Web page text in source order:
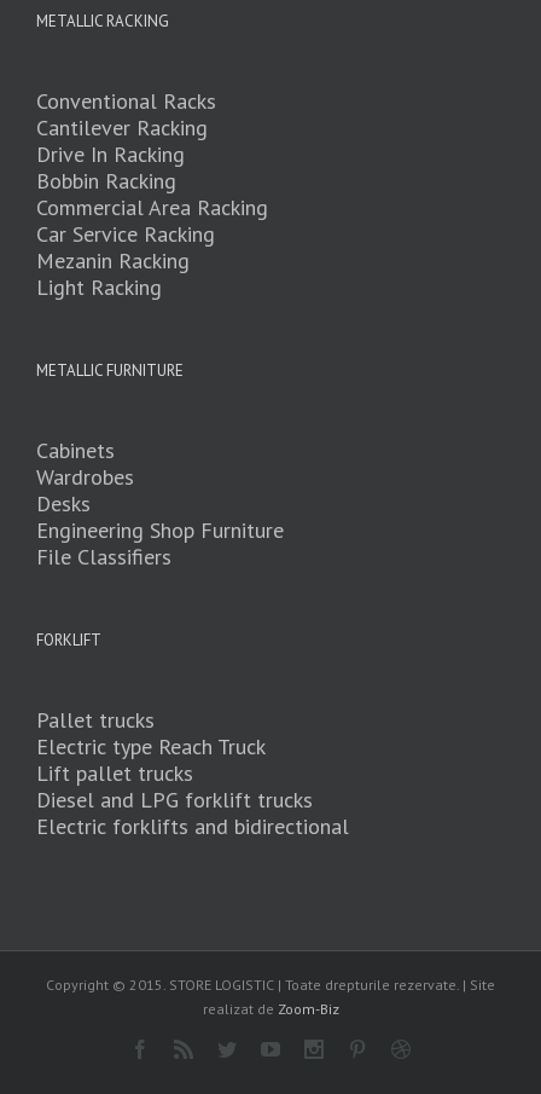
METALLIC RACKING
Conventional Racks
Cantilever Racking
Drive In Racking
Bobbin Racking
Commercial Area Racking
Car Service Racking
Mezanin Racking
Light Racking
METALLIC FURNITURE
Cabinets
Wardrobes
Desks
Engineering Shop Furniture
File Classifiers
FORKLIFT
Pallet trucks
Electric type Reach Truck
Lift pallet trucks
Diesel and LPG forklift trucks
Electric forklifts and bidirectional
Copyright © 2015. STORE LOGISTIC | Toate drepturile rezervate. | Site
realizat de Zoom-Biz